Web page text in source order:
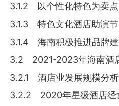
3.1.2 以个性化特色为卖点
3.1.3 特色文化酒店助演节
3.1.4 海南积极推进品牌
3.2 2021-2023年海南酒
3.2.1 酒店业发展规模分析
3.2.2 2020年星级酒店经